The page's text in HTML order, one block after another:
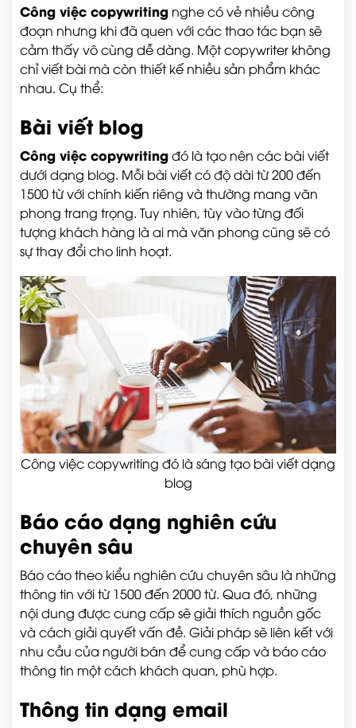
Công việc copywriting nghe có vẻ nhiều công
đoạn nhưng khi đã quen với các thao tác bạn sẽ
cảm thấy vô cùng dễ dàng. Một copywriter không
chỉ viết bài mà còn thiết kế nhiều sản phẩm khác
nhau. Cụ thể:
Bài viết blog
Công việc copywritingđó là tạo nên các bài viết
dưới dạng blog. Mỗi bài viết có độ dài từ 200 đến
1500 từ với chính kiến riêng và thường mang văn
phong trang trọng. Tuy nhiên, tùy vào từng đối
tượng khách hàng là ai mà văn phong cũng sẽ có
sự thay đổi cho linh hoạt.
Công việc copywriting đó là sáng tạo bài viết dạng
blog
Báo cáo dạng nghiên cứu
chuyên sâu
Báo cáo theo kiểu nghiên cứu chuyên sâu là những
thông tin với từ 1500 đến 2000 từ. Qua đó, những
nội dung được cung cấp sẽ giải thích nguồn gốc
và cách giải quyết vấn đề. Giải pháp sẽ liên kết với
nhu cầu của người bán để cung cấp và báo cáo
thông tin một cách khách quan, phù hợp.
Thông tin dạng email